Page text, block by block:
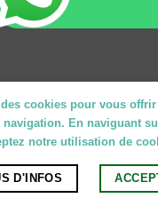
cookies pour vous
navigation. En naviguant
notre utilisation de
D'INFOS